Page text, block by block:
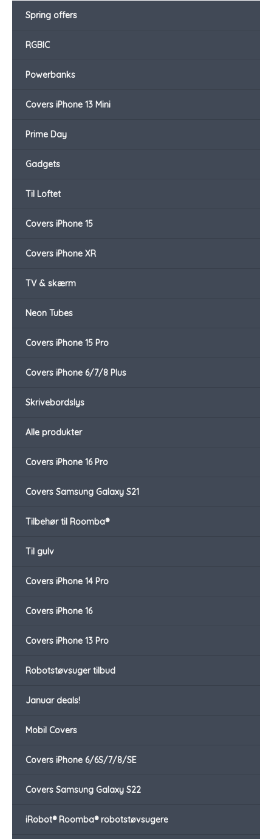
Spring offers
RGBIC
Powerbanks
Covers iPhone 13 Mini
Prime Day
Gadgets
Til Loftet
Covers iPhone 15
Covers iPhone XR
TV & skærm
Neon Tubes
Covers iPhone 15 Pro
Covers iPhone 6/7/8 Plus
Skrivebordslys
Alle produkter
Covers iPhone 16 Pro
Covers Samsung Galaxy S21
Tilbehør til Roomba®
Til gulv
Covers iPhone 14 Pro
Covers iPhone 16
Covers iPhone 13 Pro
Robotstøvsuger tilbud
Januar deals!
Mobil Covers
Covers iPhone 6/6S/7/8/SE
Covers Samsung Galaxy S22
iRobot® Roomba® robotstøvsugere